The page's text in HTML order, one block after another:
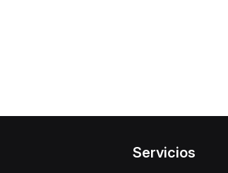
Servicios